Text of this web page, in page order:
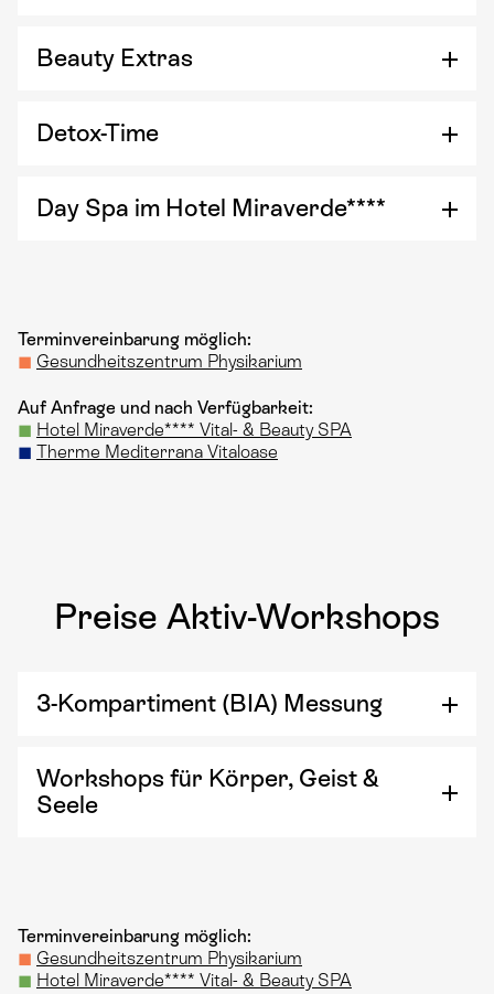
Beauty Extras
Detox-Time
Day Spa im Hotel Miraverde****
Terminvereinbarung möglich:
◼ Gesundheitszentrum Physikarium
Auf Anfrage und nach Verfügbarkeit:
◼ Hotel Miraverde**** Vital- & Beauty SPA
◼ Therme Mediterrana Vitaloase
Preise Aktiv-Workshops
3-Kompartiment (BIA) Messung
Workshops für Körper, Geist &
Seele
Terminvereinbarung möglich:
◼ Gesundheitszentrum Physikarium
◼ Hotel Miraverde**** Vital- & Beauty SPA